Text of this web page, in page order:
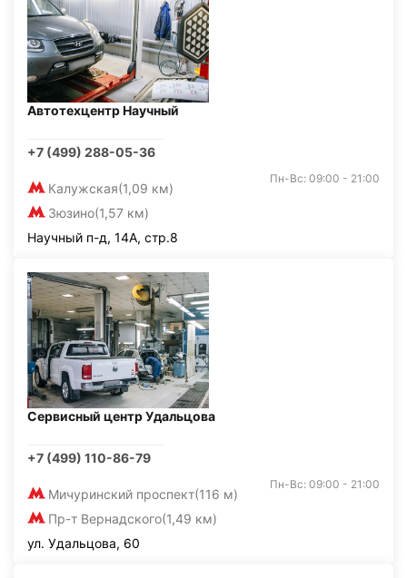
Автотехцентр Научный
+7 (499) 288-05-36
Калужская(1,09 км)
Зюзино(1,57 км)
Пн-Вс: 09:00 - 21:00
Научный п-д, 14А, стр.8
Сервисный центр Удальцова
+7 (499) 110-86-79
Мичуринский проспект(116 м)
Пр-т Вернадского(1,49 км)
Пн-Вс: 09:00 - 21:00
ул. Удальцова, 60